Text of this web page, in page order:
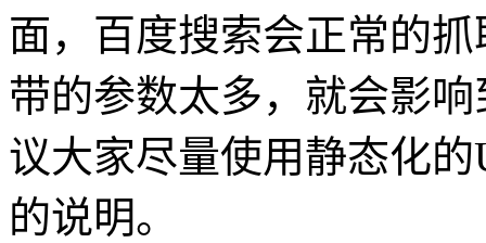
面，百度搜索会正常的
带的参数太多，就会影
议大家尽量使用静态化
的说明。